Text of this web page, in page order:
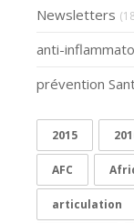
Newsletters
anti-
prévention
2015
AFC
articulation